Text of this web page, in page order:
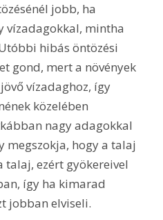
jobb, ha
vízadagokkal, mintha
hibás öntözési
gond, mert a növények
vízadaghoz, így
közelében
nagy adagokkal
megszokja, hogy a talaj
talaj, ezért gyökereivel
így ha kimarad
jobban elviseli.